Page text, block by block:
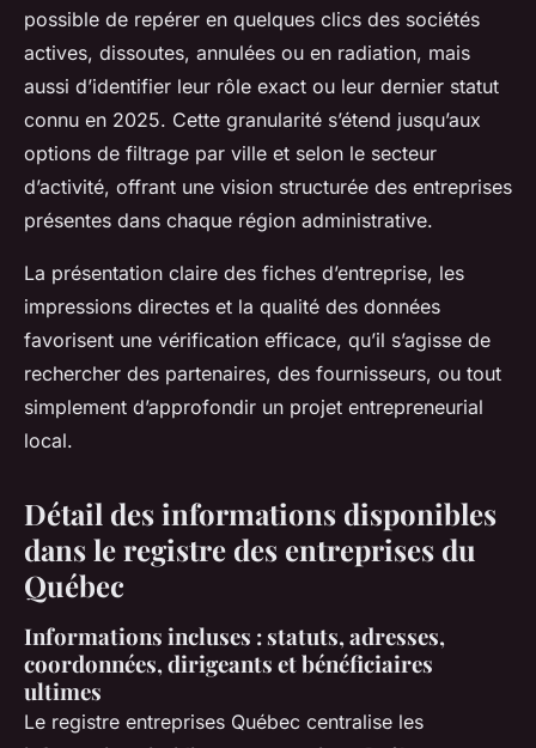
possible de repérer en quelques clics des sociétés
actives, dissoutes, annulées ou en radiation, mais
aussi d’identifier leur rôle exact ou leur dernier statut
connu en 2025. Cette granularité s’étend jusqu’aux
options de filtrage par ville et selon le secteur
d’activité, offrant une vision structurée des entreprises
présentes dans chaque région administrative.
La présentation claire des fiches d’entreprise, les
impressions directes et la qualité des données
favorisent une vérification efficace, qu’il s’agisse de
rechercher des partenaires, des fournisseurs, ou tout
simplement d’approfondir un projet entrepreneurial
local.
Détail des informations disponibles
dans le registre des entreprises du
Québec
Informations incluses : statuts, adresses,
coordonnées, dirigeants et bénéficiaires
ultimes
Le registre entreprises Québec centralise les